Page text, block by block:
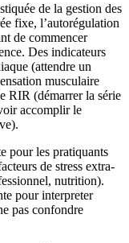
de la gestion des
fixe, l’autorégulation
de commencer
Des indicateurs
(attendre un
musculaire
RIR (démarrer la série
accomplir le
pour les pratiquants
de stress extra-
nutrition).
pour interpreter
pas confondre